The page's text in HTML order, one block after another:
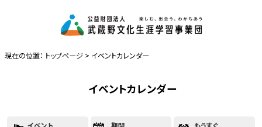
現在の位置： トップページ > イベントカレンダー
イベントカレンダー